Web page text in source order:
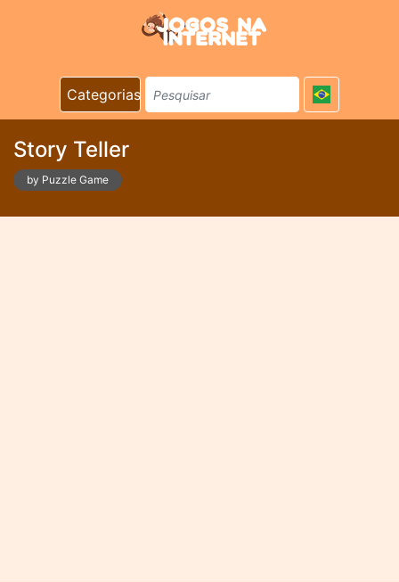
Categorias
Story Teller
by Puzzle Game